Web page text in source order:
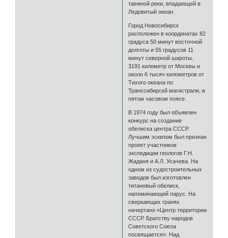
таежной реки, впадающей в
Ледовитый океан.
Город Новосибирск
расположен в координатах 82
градуса 50 минут восточной
долготы и 55 градусов 11
минут северной широты.
3191 километр от Москвы и
около 6 тысяч километров от
Тихого океана по
Транссибирскй магистрали, в
пятом часовом поясе.
В 1974 году был объявлен
конкурс на создание
обелиска центра СССР.
Лучшим эскизом был признан
проект участников
экспедиции геологов Г.Н.
Жаданя и А.Л. Усачева. На
одном из судостроительных
заводов был изготовлен
титановый обелиск,
напоминающий парус. На
сверкающих гранях
начертано «Центр территории
СССР. Братству народов
Советского Союза
посвящается». Над